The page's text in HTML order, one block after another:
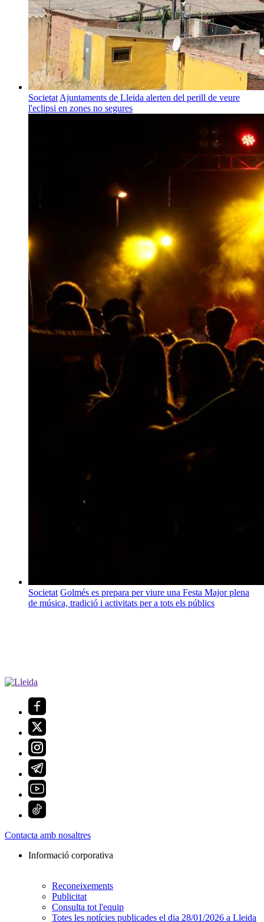
Societat Ajuntaments de Lleida alerten del perill de veure
l'eclipsi en zones no segures
Societat Golmés es prepara per viure una Festa Major plena
de música, tradició i activitats per a tots els públics
Contacta amb nosaltres
Informació corporativa
Reconeixements
Publicitat
Consulta tot l'equip
Totes les notícies publicades el dia 28/01/2026 a Lleida